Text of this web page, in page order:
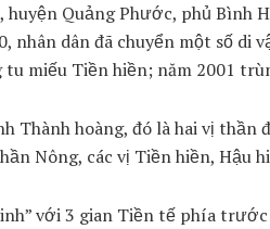
Quảng Phước, phủ Bình
nhân dân đã chuyển một số
tu miếu Tiền hiền; năm 2001
Thành hoàng, đó là hai vị
Nông, các vị Tiền hiền, Hậu
với 3 gian Tiền tế phía